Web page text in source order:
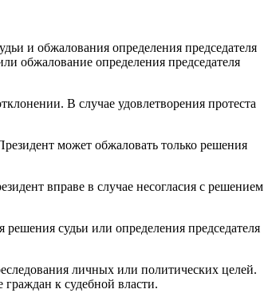
и обжалования определения председателя
обжалование определения председателя
В случае удовлетворения протеста
может обжаловать только решения
вправе в случае несогласия с решением
судьи или определения председателя
личных или политических целей.
к судебной власти.